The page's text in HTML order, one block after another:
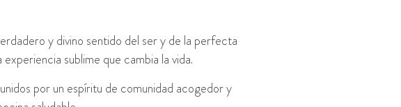
y divino sentido del ser y de la perfecta
sublime que cambia la vida.
por un espíritu de comunidad acogedor y